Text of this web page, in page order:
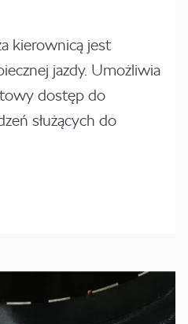
kierownicą jest
jazdy. Umożliwia
dostęp do
służących do